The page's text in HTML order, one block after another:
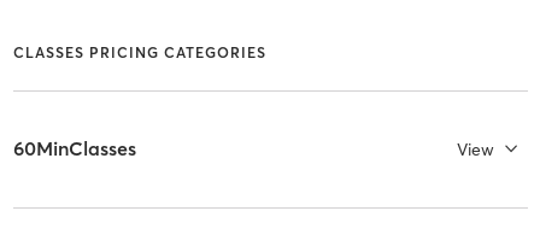
CLASSES PRICING CATEGORIES
60MinClasses View